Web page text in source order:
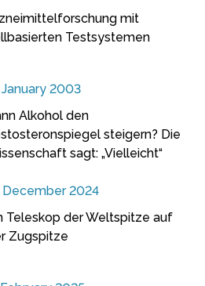
mit
Testsystemen
January 2003
Alkohol den
steigern? Die
sagt: „Vielleicht“
December 2024
Teleskop der Weltspitze auf
Zugspitze